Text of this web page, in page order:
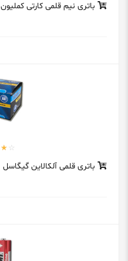
باتری نیم قلمی کارتی کملیون
باتری قلمی آلکالاین گیگاسل